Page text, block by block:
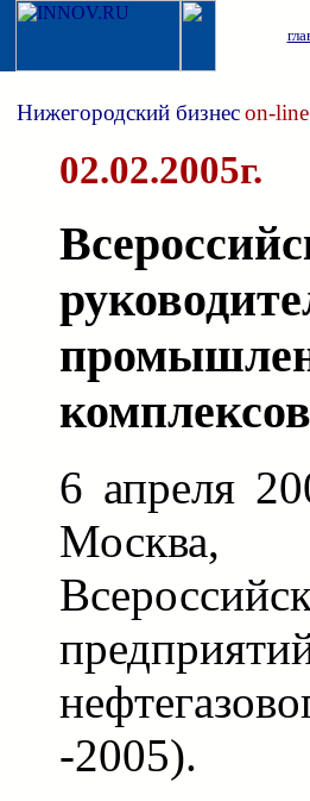
Нижегородский бизнесon-line
02.02.2005г.
комплексов
6 апреля
Москва,
-2005).